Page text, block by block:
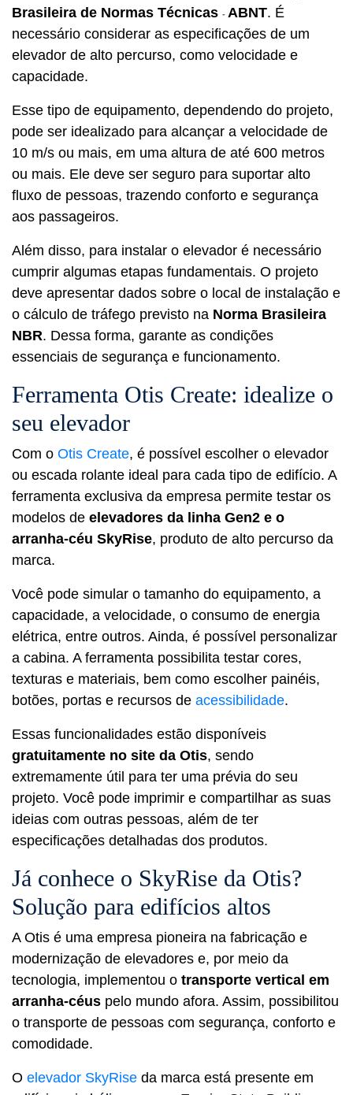
Brasileira de Normas Técnicas - ABNT. É
necessário considerar as especificações de um
elevador de alto percurso, como velocidade e
capacidade.
Esse tipo de equipamento, dependendo do projeto,
pode ser idealizado para alcançar a velocidade de
10 m/s ou mais, em uma altura de até 600 metros
ou mais. Ele deve ser seguro para suportar alto
fluxo de pessoas, trazendo conforto e segurança
aos passageiros.
Além disso, para instalar o elevador é necessário
cumprir algumas etapas fundamentais. O projeto
deve apresentar dados sobre o local de instalação e
o cálculo de tráfego previsto na Norma Brasileira
NBR. Dessa forma, garante as condições
essenciais de segurança e funcionamento.
Ferramenta Otis Create: idealize o
seu elevador
Com o Otis Create, é possível escolher o elevador
ou escada rolante ideal para cada tipo de edifício. A
ferramenta exclusiva da empresa permite testar os
modelos de elevadores da linha Gen2 e o
arranha-céu SkyRise, produto de alto percurso da
marca.
Você pode simular o tamanho do equipamento, a
capacidade, a velocidade, o consumo de energia
elétrica, entre outros. Ainda, é possível personalizar
a cabina. A ferramenta possibilita testar cores,
texturas e materiais, bem como escolher painéis,
botões, portas e recursos de acessibilidade.
Essas funcionalidades estão disponíveis
gratuitamente no site da Otis, sendo
extremamente útil para ter uma prévia do seu
projeto. Você pode imprimir e compartilhar as suas
ideias com outras pessoas, além de ter
especificações detalhadas dos produtos.
Já conhece o SkyRise da Otis?
Solução para edifícios altos
A Otis é uma empresa pioneira na fabricação e
modernização de elevadores e, por meio da
tecnologia, implementou o transporte vertical em
arranha-céus pelo mundo afora. Assim, possibilitou
o transporte de pessoas com segurança, conforto e
comodidade.
O elevador SkyRise da marca está presente em